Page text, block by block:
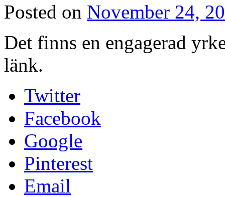
Posted on November 24,
Det finns en engagerad
länk.
Twitter
Facebook
Google
Pinterest
Email